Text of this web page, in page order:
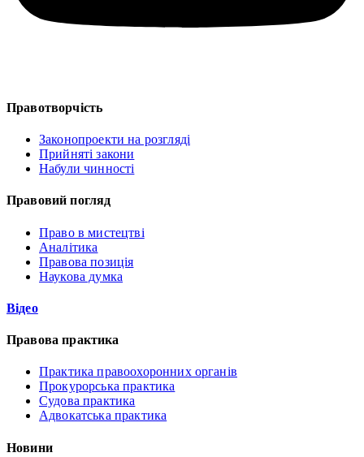
Правотворчість
Законопроекти на розгляді
Прийняті закони
Набули чинності
Правовий погляд
Право в мистецтві
Аналітика
Правова позиція
Наукова думка
Відео
Правова практика
Практика правоохоронних органів
Прокурорська практика
Судова практика
Адвокатська практика
Новини